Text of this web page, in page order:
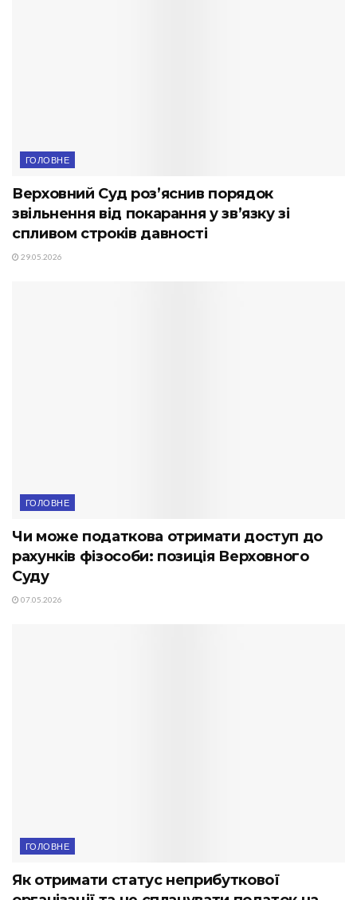
ГОЛОВНЕ
Верховний Суд роз’яснив порядок
звільнення від покарання у зв’язку зі
спливом строків давності
29.05.2026
ГОЛОВНЕ
Чи може податкова отримати доступ до
рахунків фізособи: позиція Верховного
Суду
07.05.2026
ГОЛОВНЕ
Як отримати статус неприбуткової